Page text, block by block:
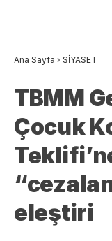
Ana Sayfa › SİYASET
TBMM
Çocuk
eleştiri